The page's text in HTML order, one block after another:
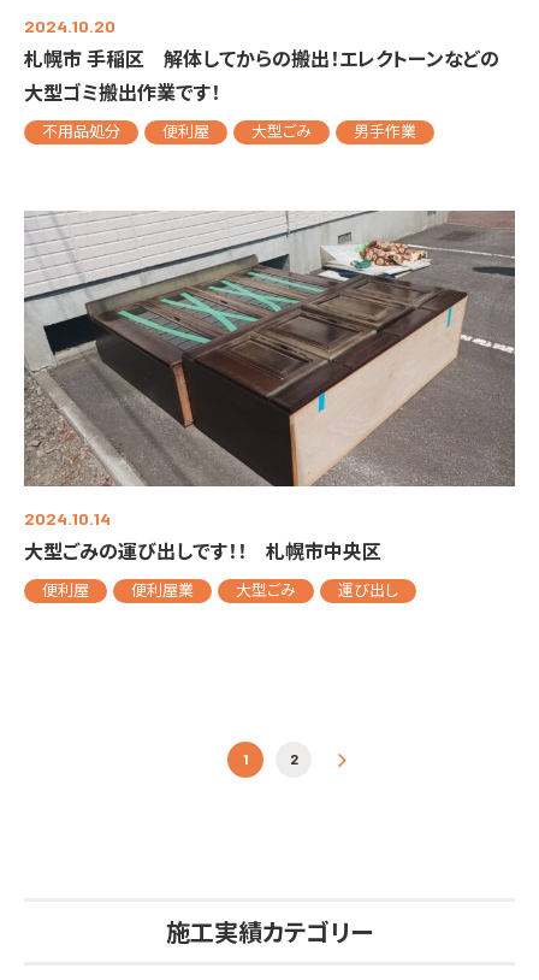
2024.10.20
札幌市 手稲区 解体してからの搬出！エレクトーンなどの
大型ゴミ搬出作業です！
不用品処分 便利屋 大型ごみ 男手作業
2024.10.14
大型ごみの運び出しです！！ 札幌市中央区
便利屋 便利屋業 大型ごみ 運び出し
投稿ナビゲーショ
1 2 »
施工実績カテゴリー